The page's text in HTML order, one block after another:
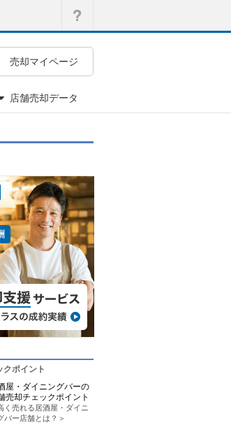
売却マイページ
店舗売却データ
クポイント
屋・ダイニングバーの
売却チェックポイント
く売れる居酒屋・ダイニ
バー店舗とは？＞